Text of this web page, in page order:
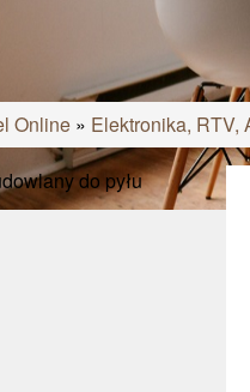
Online » Elektronika, RTV,